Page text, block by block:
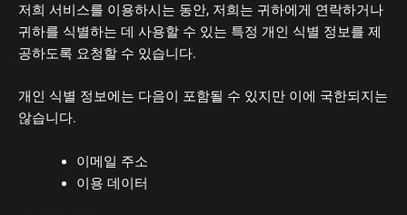
저희 서비스를 이용하시는 동안, 저희는 귀하에게 연락하거나
귀하를 식별하는 데 사용할 수 있는 특정 개인 식별 정보를 제
공하도록 요청할 수 있습니다.
개인 식별 정보에는 다음이 포함될 수 있지만 이에 국한되지는
않습니다.
이메일 주소
이용 데이터